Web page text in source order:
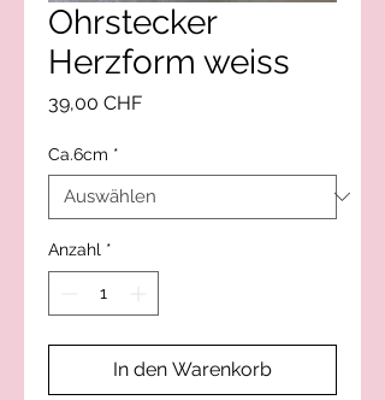
Ohrstecker
Herzform weiss
39,00 CHFPreis
Ca.6cm *
Anzahl *
In den Warenkorb